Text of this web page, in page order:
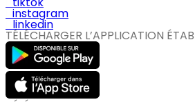
instagram
linkedin
TÉLÉCHARGER L’APPLICATION